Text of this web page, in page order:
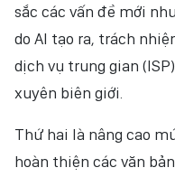
sắc các vấn đề mới
do AI tạo ra, trách
dịch vụ trung gian
xuyên biên giới.
Thứ hai là nâng cao
hoàn thiện các văn